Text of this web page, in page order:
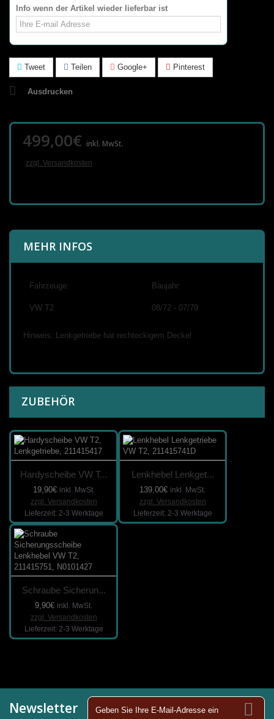
Info wenn der Artikel wieder lieferbar ist
Tweet Teilen Google+ Pinterest
Ausdrucken
499,00€ inkl. MwSt.
zzgl. Versandkosten
MEHR INFOS
Fahrzeuge: Baujahr:
VW T2 08/72 - 07/79
Hinweis: Lenkgetriebe hat rechteckigem Deckel
ZUBEHÖR
Hardyscheibe VW T...
19,90€ inkl. MwSt.
zzgl. Versandkosten
Lieferzeit: 2-3 Werktage
Lenkhebel Lenkget...
139,00€ inkl. MwSt.
zzgl. Versandkosten
Lieferzeit: 2-3 Werktage
Schraube Sicherun...
9,90€ inkl. MwSt.
zzgl. Versandkosten
Lieferzeit: 2-3 Werktage
Newsletter